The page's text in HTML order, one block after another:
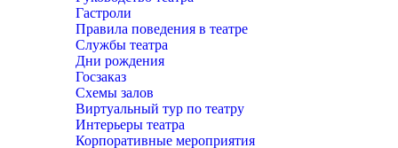
Гастроли
Правила поведения в театре
Службы театра
Дни рождения
Госзаказ
Схемы залов
Виртуальный тур по театру
Интерьеры театра
Корпоративные мероприятия